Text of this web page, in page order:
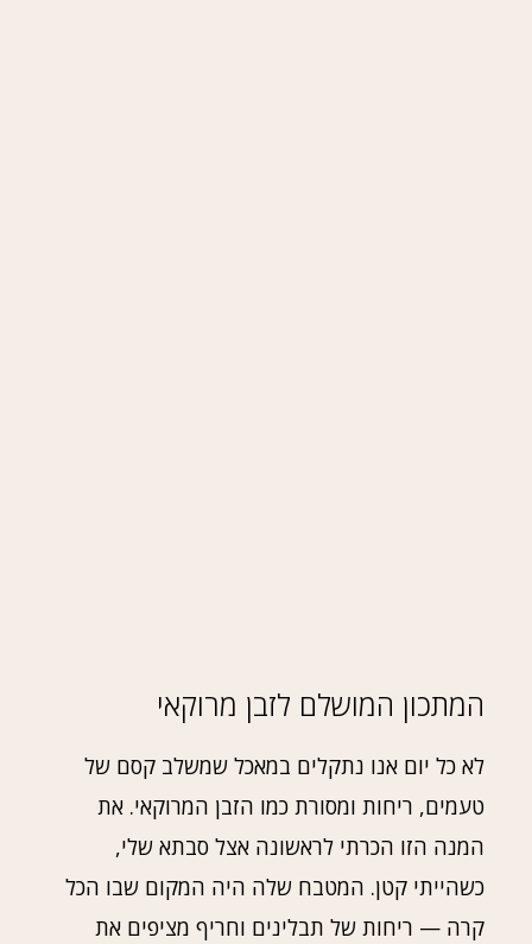
המתכון המושלם לזבן מרוקאי
לא כל יום אנו נתקלים במאכל שמשלב קסם של
טעמים, ריחות ומסורת כמו הזבן המרוקאי. את
המנה הזו הכרתי לראשונה אצל סבתא שלי,
כשהייתי קטן. המטבח שלה היה המקום שבו הכל
קרה — ריחות של תבלינים וחריף מציפים את